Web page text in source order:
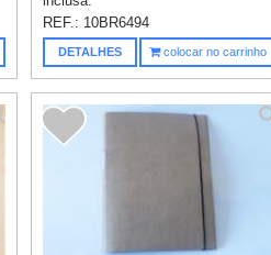
REF.: 10BR6494
DETALHES colocar no carrinho